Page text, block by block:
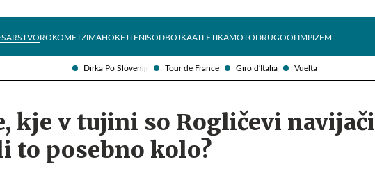
Dirka Po Sloveniji Tour de France Giro d'Italia Vuelta
ROKOMETZIMAHOKEJTENISODBOJKAATLETIKAMOTODRUGOOLIMPIZEM
kje v tujini so Rogličevi navijači
to posebno kolo?